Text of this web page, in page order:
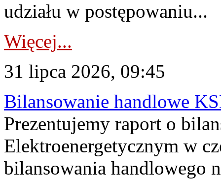
udziału w postępowaniu...
Więcej...
31 lipca 2026, 09:45
Bilansowanie handlowe
Prezentujemy raport o
Elektroenergetycznym w
bilansowania handlowego